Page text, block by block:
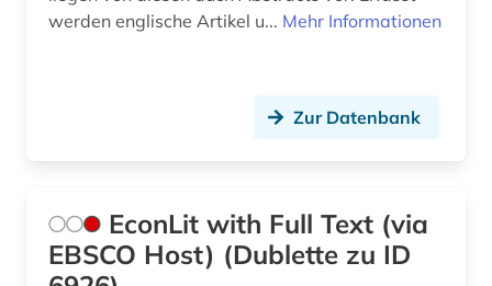
werden englische Artikel u... Mehr Informationen
Zur Datenbank
EconLit with Full Text (via
EBSCO Host) (Dublette zu ID